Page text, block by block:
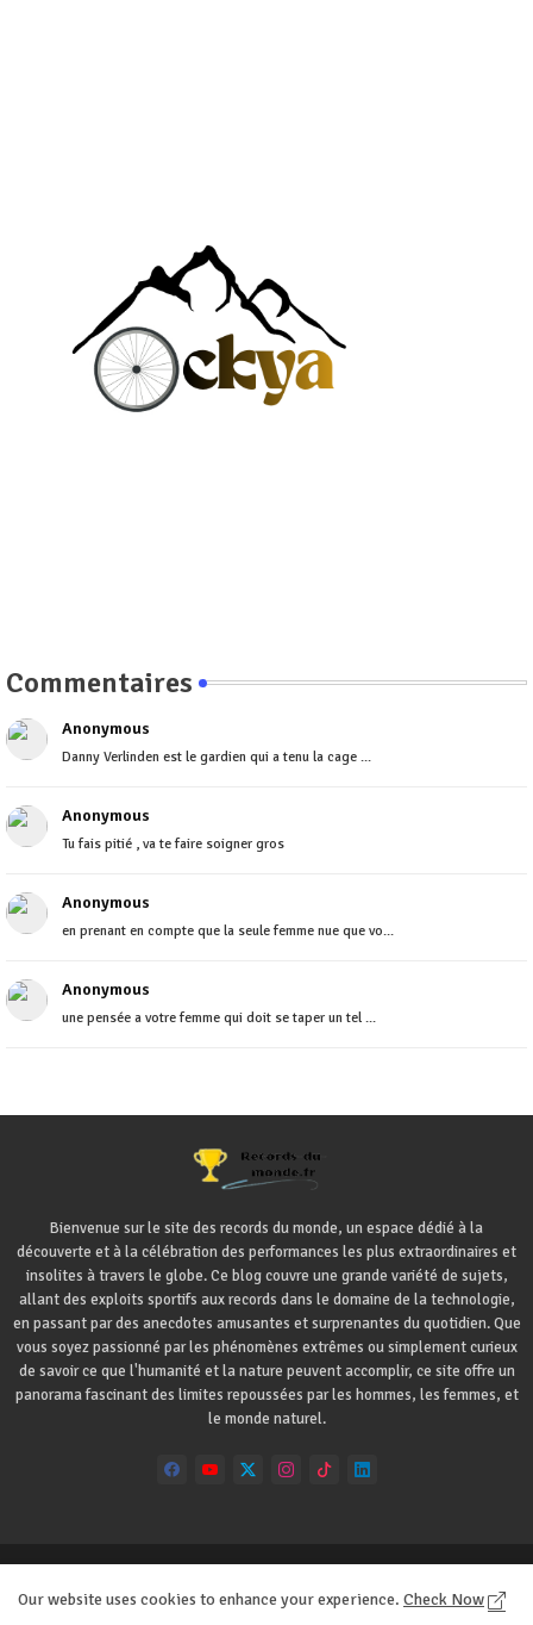
Commentaires
Anonymous
Danny Verlinden est le gardien qui a tenu la cage ...
Anonymous
Tu fais pitié , va te faire soigner gros
Anonymous
en prenant en compte que la seule femme nue que vo...
Anonymous
une pensée a votre femme qui doit se taper un tel ...
Bienvenue sur le site des records du monde, un espace dédié à la
découverte et à la célébration des performances les plus extraordinaires et
insolites à travers le globe. Ce blog couvre une grande variété de sujets,
allant des exploits sportifs aux records dans le domaine de la technologie,
en passant par des anecdotes amusantes et surprenantes du quotidien. Que
vous soyez passionné par les phénomènes extrêmes ou simplement curieux
de savoir ce que l'humanité et la nature peuvent accomplir, ce site offre un
panorama fascinant des limites repoussées par les hommes, les femmes, et
le monde naturel.
Règles de confidentialité
Our website uses cookies to enhance your experience. Check Now